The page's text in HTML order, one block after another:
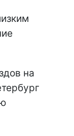
на